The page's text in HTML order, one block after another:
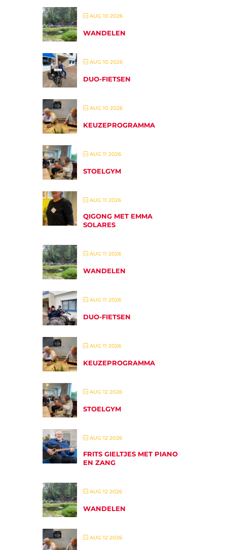
AUG 10 2026
WANDELEN
AUG 10 2026
DUO-FIETSEN
AUG 10 2026
KEUZEPROGRAMMA
AUG 11 2026
STOELGYM
AUG 11 2026
QIGONG MET EMMA
SOLARES
AUG 11 2026
WANDELEN
AUG 11 2026
DUO-FIETSEN
AUG 11 2026
KEUZEPROGRAMMA
AUG 12 2026
STOELGYM
AUG 12 2026
FRITS GIELTJES MET PIANO
EN ZANG
AUG 12 2026
WANDELEN
AUG 12 2026